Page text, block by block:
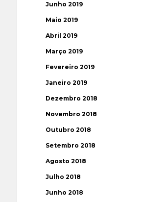
Junho 2019
Maio 2019
Abril 2019
Março 2019
Fevereiro 2019
Janeiro 2019
Dezembro 2018
Novembro 2018
Outubro 2018
Setembro 2018
Agosto 2018
Julho 2018
Junho 2018